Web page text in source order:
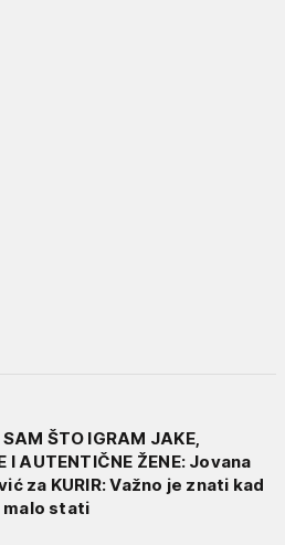
ŠTO IGRAM JAKE,
I AUTENTIČNE ŽENE: Jovana
za KURIR: Važno je znati kad
stati